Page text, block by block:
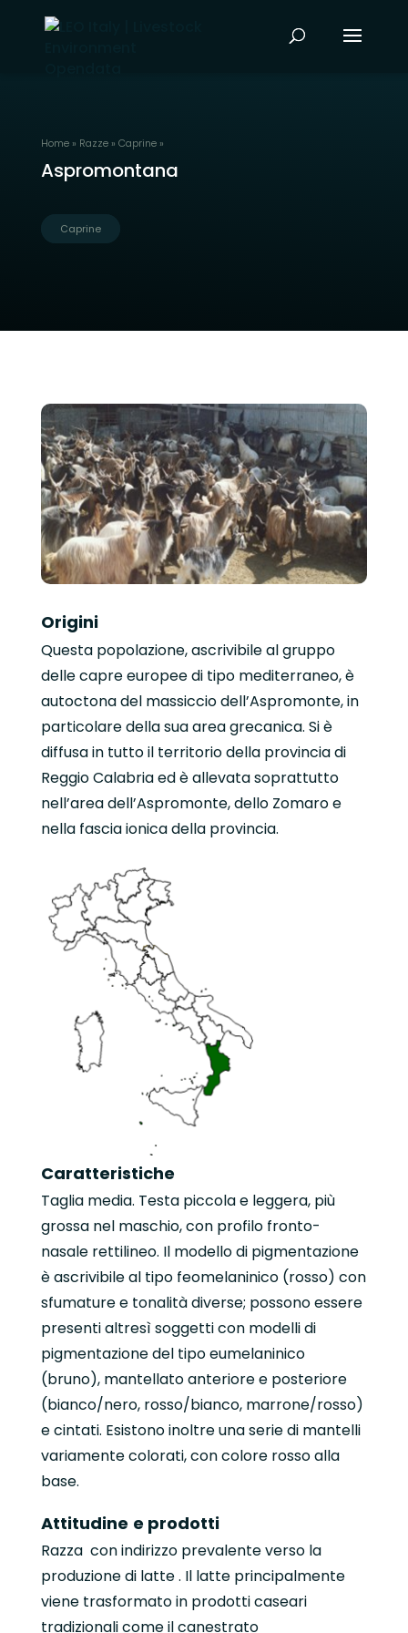
Home» Razze» Caprine»
Aspromontana
Caprine
Origini
Questa popolazione, ascrivibile al gruppo
delle capre europee di tipo mediterraneo, è
autoctona del massiccio dell’Aspromonte, in
particolare della sua area grecanica. Si è
diffusa in tutto il territorio della provincia di
Reggio Calabria ed è allevata soprattutto
nell’area dell’Aspromonte, dello Zomaro e
nella fascia ionica della provincia.
Caratteristiche
Taglia media. Testa piccola e leggera, più
grossa nel maschio, con profilo fronto-
nasale rettilineo. Il modello di pigmentazione
è ascrivibile al tipo feomelaninico (rosso) con
sfumature e tonalità diverse; possono essere
presenti altresì soggetti con modelli di
pigmentazione del tipo eumelaninico
(bruno), mantellato anteriore e posteriore
(bianco/nero, rosso/bianco, marrone/rosso)
e cintati. Esistono inoltre una serie di mantelli
variamente colorati, con colore rosso alla
base.
Attitudine e prodotti
Razza con indirizzo prevalente verso la
produzione di latte . Il latte principalmente
viene trasformato in prodotti caseari
tradizionali come il canestrato